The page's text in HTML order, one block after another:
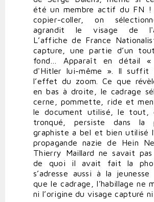
été un membre actif du FN !
copier-coller, on
agrandit le visage de
L’affiche de France
capture, une partie d’un
fond… Apparaît en détail
d'Hitler lui-même ». Il suffit
l’effet du zoom. Ce que
en bas à droite, le cadrage
cerne, pommette, ride et
le document utilisé, le tout,
tronqué, persiste dans la
graphiste a bel et bien utilisé
propagande nazie de Hein
Thierry Maillard ne savait
de quoi il avait fait la
s’adresse aussi à la
que le cadrage, l’habillage ne
ni l’origine du visage capturé